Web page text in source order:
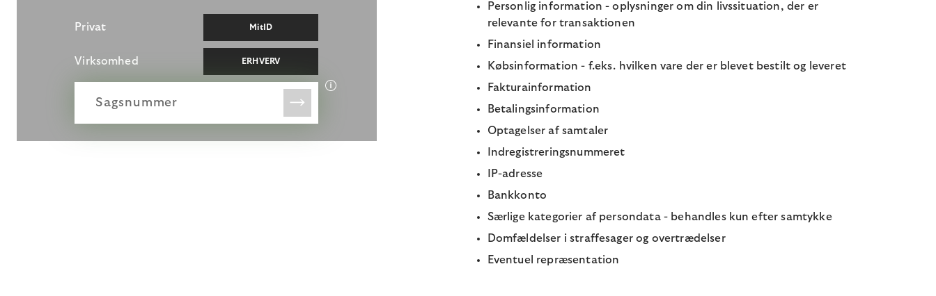
Privat MitID
Virksomhed ERHVERV
Sagsnummer
Personlig information - oplysninger om din livssituation, der er
relevante for transaktionen
Finansiel information
Købsinformation - f.eks. hvilken vare der er blevet bestilt og leveret
Fakturainformation
Betalingsinformation
Optagelser af samtaler
Indregistreringsnummeret
IP-adresse
Bankkonto
Særlige kategorier af persondata - behandles kun efter samtykke
Domfældelser i straffesager og overtrædelser
Eventuel repræsentation